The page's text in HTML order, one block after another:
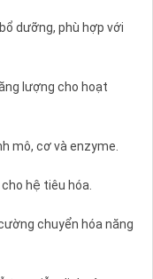
dưỡng, phù hợp với
lượng cho hoạt
mô, cơ và enzyme.
hệ tiêu hóa.
chuyển hóa năng